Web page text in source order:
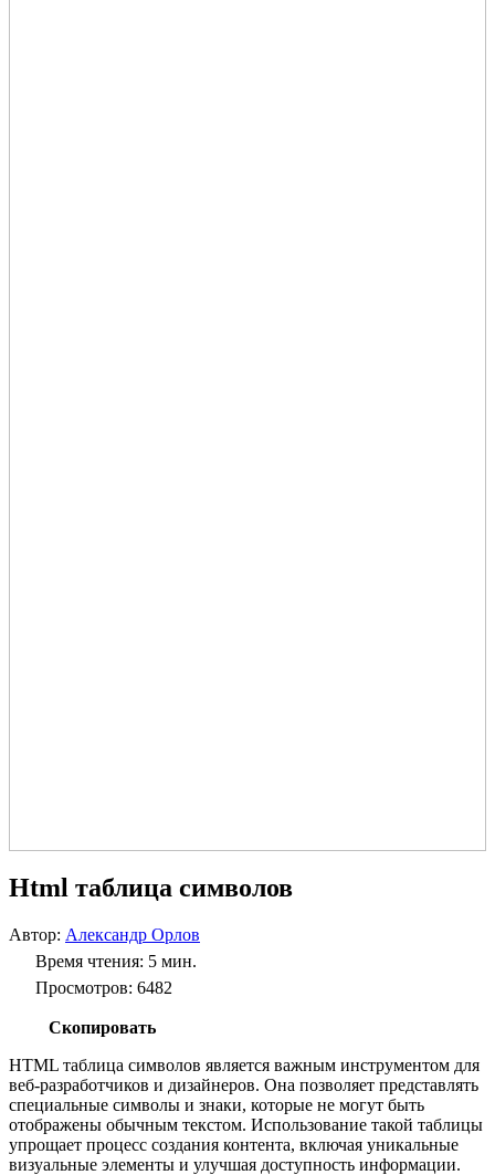
Html таблица символов
Автор: Александр Орлов
Время чтения: 5 мин.
Просмотров: 6482
Скопировать
HTML таблица символов является важным инструментом для
веб-разработчиков и дизайнеров. Она позволяет представлять
специальные символы и знаки, которые не могут быть
отображены обычным текстом. Использование такой таблицы
упрощает процесс создания контента, включая уникальные
визуальные элементы и улучшая доступность информации.